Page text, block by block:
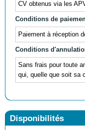
CV obtenus via les
Conditions de
Paiement à réception
Conditions
Sans frais pour toute
qui, quelle que soit sa
Disponibilités